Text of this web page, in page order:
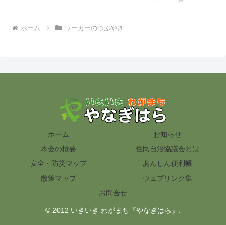
ホーム ワーカーのつぶやき
ホーム
お知らせ
本会の概要
住民自治協議会とは
安全・防災マップ
あんしん便利帳
散策マップ
ウェブリンク集
お問合せ
© 2012 いきいき わがまち『やなぎはら』.